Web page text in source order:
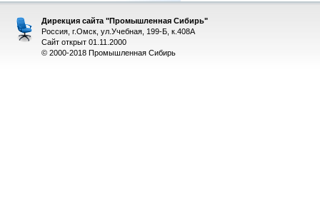
Дирекция сайта "Промышленная Сибирь"
Россия, г.Омск, ул.Учебная, 199-Б, к.408А
Сайт открыт 01.11.2000
© 2000-2018 Промышленная Сибирь